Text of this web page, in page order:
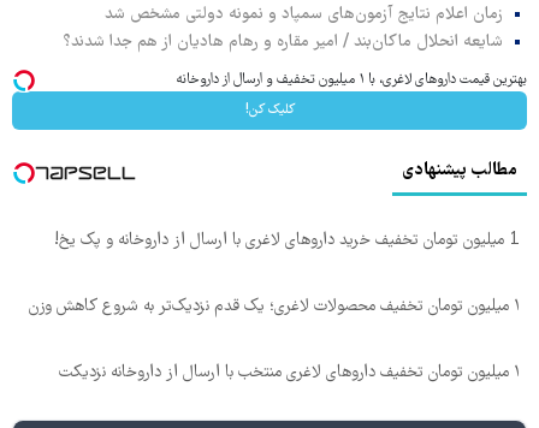
زمان اعلام نتایج آزمون‌های سمپاد و نمونه دولتی مشخص شد
شایعه انحلال ماکان‌بند / امیر مقاره و رهام هادیان از هم جدا شدند؟
بهترین قیمت داروهای لاغری، با ۱ میلیون تخفیف و ارسال از داروخانه‌
کلیک کن!
مطالب پیشنهادی
1 میلیون تومان تخفیف خرید داروهای لاغری با ارسال از داروخانه و پک یخ!
۱ میلیون تومان تخفیف محصولات لاغری؛ یک قدم نزدیک‌تر به شروع کاهش وزن
۱ میلیون تومان تخفیف داروهای لاغری منتخب با ارسال از داروخانه نزدیکت